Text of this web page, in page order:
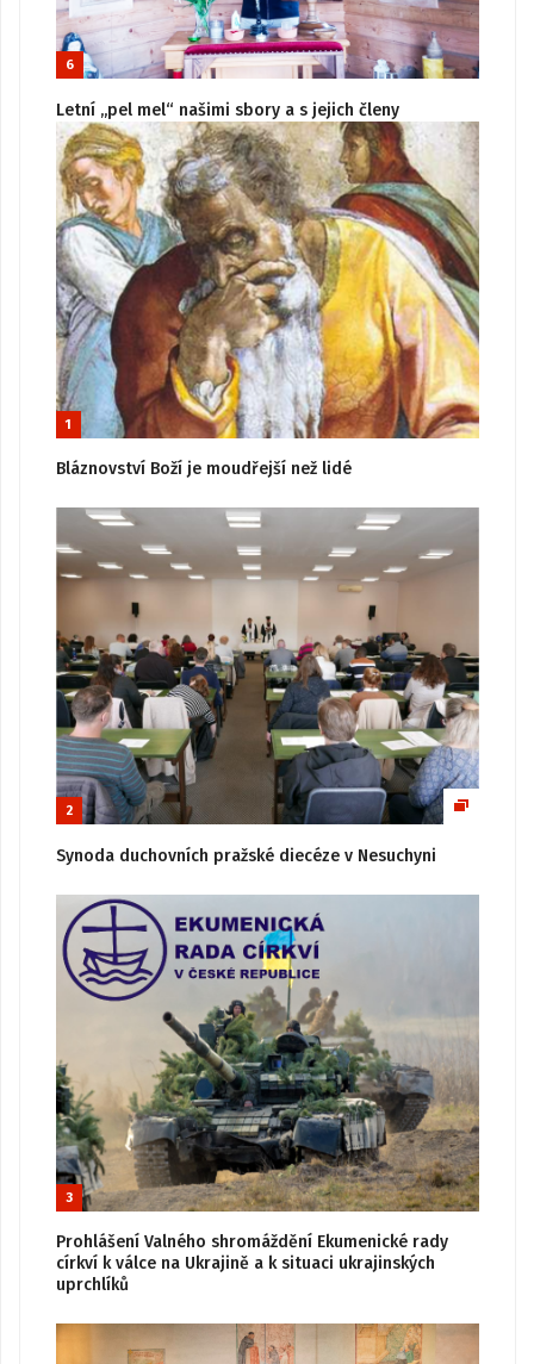
6
Letní „pel mel“ našimi sbory a s jejich členy
1
Bláznovství Boží je moudřejší než lidé
2
Synoda duchovních pražské diecéze v Nesuchyni
3
Prohlášení Valného shromáždění Ekumenické rady
církví k válce na Ukrajině a k situaci ukrajinských
uprchlíků